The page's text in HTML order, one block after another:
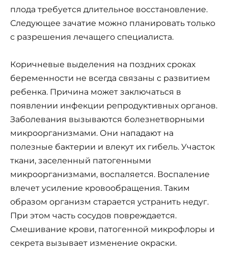
плода требуется длительное восстановление.
Следующее зачатие можно планировать только
с разрешения лечащего специалиста.
Коричневые выделения на поздних сроках
беременности не всегда связаны с развитием
ребенка. Причина может заключаться в
появлении инфекции репродуктивных органов.
Заболевания вызываются болезнетворными
микроорганизмами. Они нападают на
полезные бактерии и влекут их гибель. Участок
ткани, заселенный патогенными
микроорганизмами, воспаляется. Воспаление
влечет усиление кровообращения. Таким
образом организм старается устранить недуг.
При этом часть сосудов повреждается.
Смешивание крови, патогенной микрофлоры и
секрета вызывает изменение окраски.